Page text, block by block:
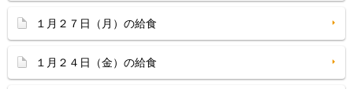
１月２７日（月）の給食
１月２４日（金）の給食